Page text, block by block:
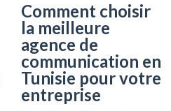
Comment choisir
la meilleure
agence de
communication en
Tunisie pour votre
entreprise